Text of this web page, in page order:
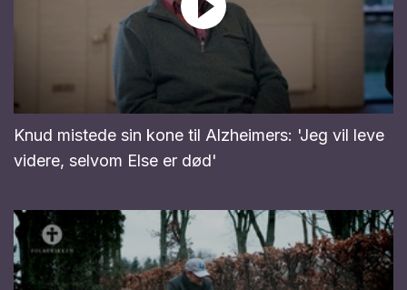
Knud mistede sin kone til Alzheimers: 'Jeg vil leve
videre, selvom Else er død'